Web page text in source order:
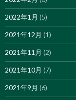
2022年1月 (5)
2021年12月 (1)
2021年11月 (2)
2021年10月 (7)
2021年9月 (6)